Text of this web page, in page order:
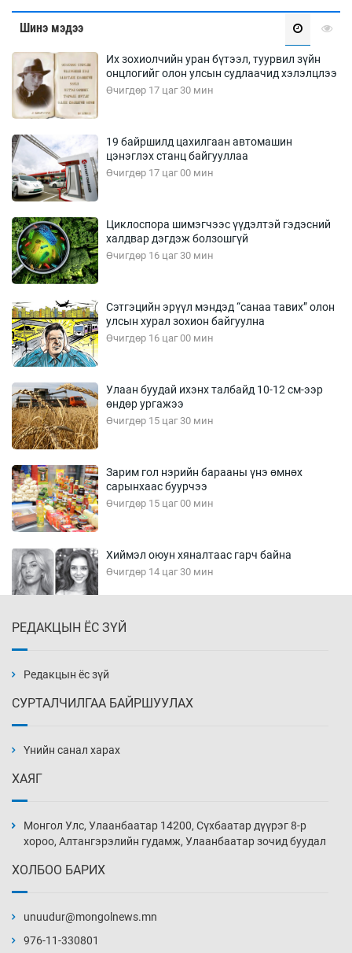
Шинэ мэдээ
Их зохиолчийн уран бүтээл, туурвил зүйн
онцлогийг олон улсын судлаачид хэлэлцлээ
Өчигдөр 17 цаг 30 мин
19 байршилд цахилгаан автомашин
цэнэглэх станц байгууллаа
Өчигдөр 17 цаг 00 мин
Циклоспора шимэгчээс үүдэлтэй гэдэсний
халдвар дэгдэж болзошгүй
Өчигдөр 16 цаг 30 мин
Сэтгэцийн эрүүл мэндэд “санаа тавих” олон
улсын хурал зохион байгуулна
Өчигдөр 16 цаг 00 мин
Улаан буудай ихэнх талбайд 10-12 см-ээр
өндөр ургажээ
Өчигдөр 15 цаг 30 мин
Зарим гол нэрийн барааны үнэ өмнөх
сарынхаас буурчээ
Өчигдөр 15 цаг 00 мин
Хиймэл оюун хяналтаас гарч байна
Өчигдөр 14 цаг 30 мин
Өчигдөр 14 цаг 00 мин
нэмэгджээ
Өчигдөр 13 цаг 30 мин
Өчигдөр 13 цаг 00 мин
РЕДАКЦЫН ЁС ЗҮЙ
Редакцын ёс зүй
СУРТАЛЧИЛГАА БАЙРШУУЛАХ
Үнийн санал харах
ХАЯГ
Монгол Улс, Улаанбаатар 14200, Сүхбаатар дүүрэг 8-р
хороо, Алтангэрэлийн гудамж, Улаанбаатар зочид буудал
ХОЛБОО БАРИХ
unuudur@mongolnews.mn
976-11-330801